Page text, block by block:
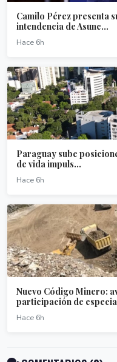
Camilo Pérez presenta
intendencia de Asunc...
Hace 6h
Paraguay sube
de vida impuls...
Hace 6h
Nuevo Código Minero:
participación de
Hace 6h